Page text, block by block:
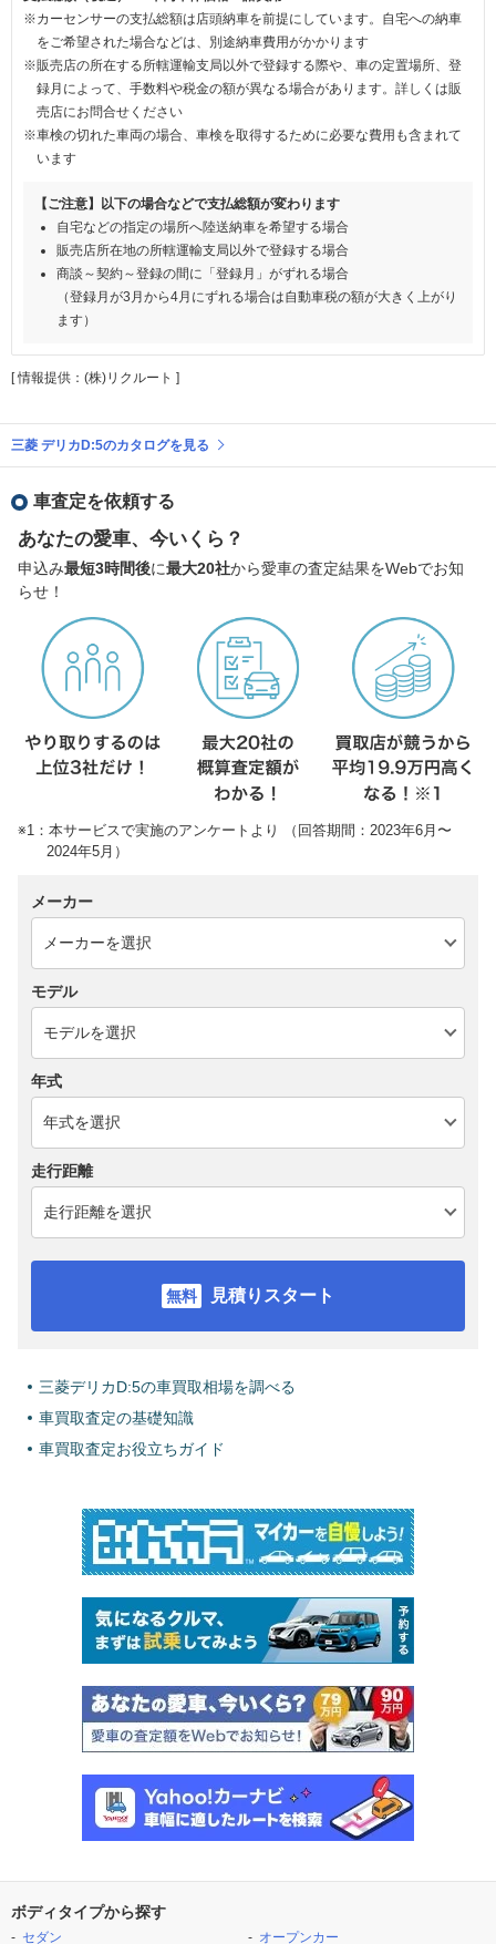
※カーセンサーの支払総額は店頭納車を前提にしています。自宅への納車
をご希望された場合などは、別途納車費用がかかります
※販売店の所在する所轄運輸支局以外で登録する際や、車の定置場所、登
録月によって、手数料や税金の額が異なる場合があります。詳しくは販
売店にお問合せください
※車検の切れた車両の場合、車検を取得するために必要な費用も含まれて
います
【ご注意】以下の場合などで支払総額が変わります
自宅などの指定の場所へ陸送納車を希望する場合
販売店所在地の所轄運輸支局以外で登録する場合
商談～契約～登録の間に「登録月」がずれる場合
（登録月が3月から4月にずれる場合は自動車税の額が大きく上がり
ます）
[ 情報提供：(株)リクルート ]
三菱 デリカD:5のカタログを見る
車査定を依頼する
あなたの愛車、今いくら？
申込み最短3時間後に最大20社から愛車の査定結果をWebでお知
らせ！
※1：本サービスで実施のアンケートより （回答期間：2023年6月〜
2024年5月）
メーカー
モデル
年式
走行距離
見積りスタート
三菱デリカD:5の車買取相場を調べる
車買取査定の基礎知識
車買取査定お役立ちガイド
ボディタイプから探す
セダン
オープンカー